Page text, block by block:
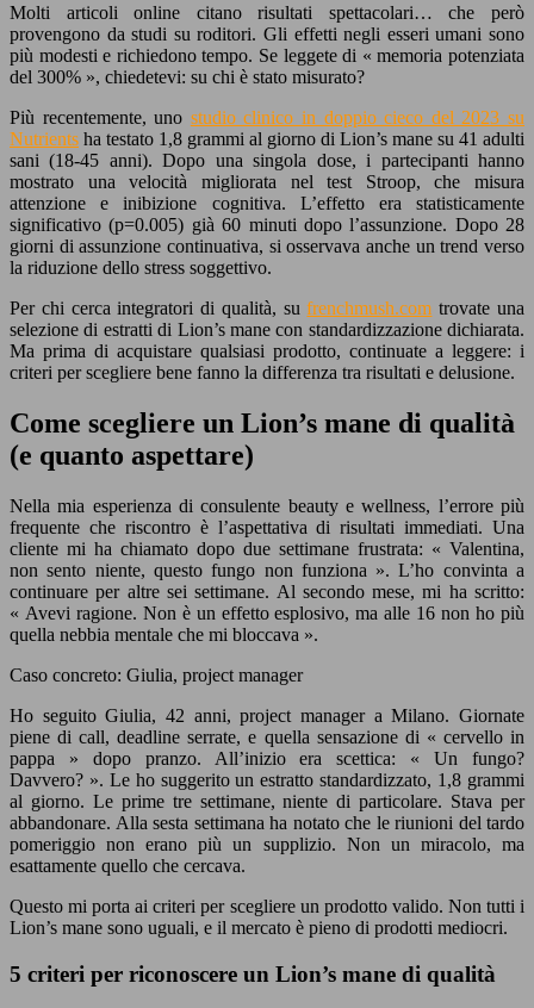
Molti articoli online citano risultati spettacolari… che però
provengono da studi su roditori. Gli effetti negli esseri umani sono
più modesti e richiedono tempo. Se leggete di « memoria potenziata
del 300% », chiedetevi: su chi è stato misurato?
Più recentemente, uno studio clinico in doppio cieco del 2023 su
Nutrients ha testato 1,8 grammi al giorno di Lion’s mane su 41 adulti
sani (18-45 anni). Dopo una singola dose, i partecipanti hanno
mostrato una velocità migliorata nel test Stroop, che misura
attenzione e inibizione cognitiva. L’effetto era statisticamente
significativo (p=0.005) già 60 minuti dopo l’assunzione. Dopo 28
giorni di assunzione continuativa, si osservava anche un trend verso
la riduzione dello stress soggettivo.
Per chi cerca integratori di qualità, sufrenchmush.com trovate una
selezione di estratti di Lion’s mane con standardizzazione dichiarata.
Ma prima di acquistare qualsiasi prodotto, continuate a leggere: i
criteri per scegliere bene fanno la differenza tra risultati e delusione.
Come scegliere un Lion’s mane di qualità
(e quanto aspettare)
Nella mia esperienza di consulente beauty e wellness, l’errore più
frequente che riscontro è l’aspettativa di risultati immediati. Una
cliente mi ha chiamato dopo due settimane frustrata: « Valentina,
non sento niente, questo fungo non funziona ». L’ho convinta a
continuare per altre sei settimane. Al secondo mese, mi ha scritto:
« Avevi ragione. Non è un effetto esplosivo, ma alle 16 non ho più
quella nebbia mentale che mi bloccava ».
Caso concreto: Giulia, project manager
Ho seguito Giulia, 42 anni, project manager a Milano. Giornate
piene di call, deadline serrate, e quella sensazione di « cervello in
pappa » dopo pranzo. All’inizio era scettica: « Un fungo?
Davvero? ». Le ho suggerito un estratto standardizzato, 1,8 grammi
al giorno. Le prime tre settimane, niente di particolare. Stava per
abbandonare. Alla sesta settimana ha notato che le riunioni del tardo
pomeriggio non erano più un supplizio. Non un miracolo, ma
esattamente quello che cercava.
Questo mi porta ai criteri per scegliere un prodotto valido. Non tutti i
Lion’s mane sono uguali, e il mercato è pieno di prodotti mediocri.
5 criteri per riconoscere un Lion’s mane di qualità